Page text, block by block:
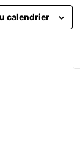
calendrier